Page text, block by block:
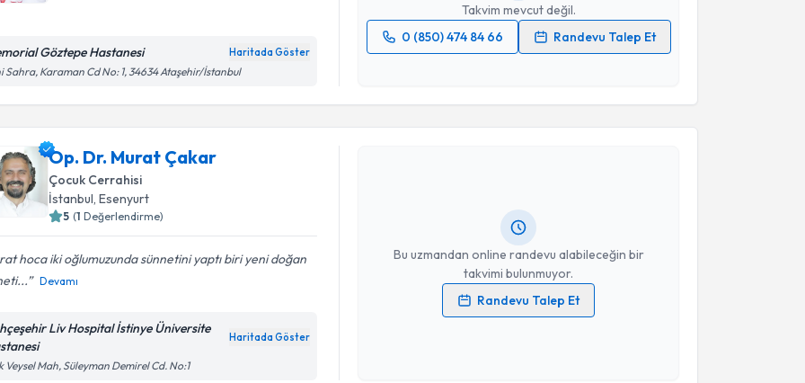
Göztepe Hastanesi Haritada Göster
Sahra, Karaman Cd No: 1, 34634 Ataşehir/İstanbul
Takvim mevcut değil.
0 (850) 474 84 66
Randevu Talep Et
işlenmesini kabul ediyorum.
Op. Dr. Murat Çakar
Çocuk Cerrahisi
İstanbul, Esenyurt
5 (1 Değerlendirme)
hoca iki oğlumuzunda sünnetini yaptı biri yeni doğan
Devamı
Liv Hospital İstinye Üniversite
Haritada Göster
Veysel Mah, Süleyman Demirel Cd. No:1
Bu uzmandan online randevu alabileceğin bir
takvimi bulunmuyor.
Randevu Talep Et
Kişisel verilerimin işlenmesine ilişkinAydınlatma Metni